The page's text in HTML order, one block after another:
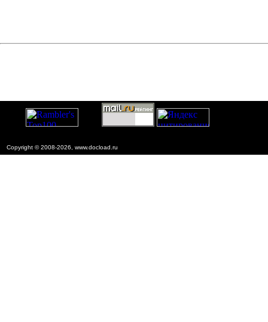
Copyright © 2008-2026, www.docload.ru